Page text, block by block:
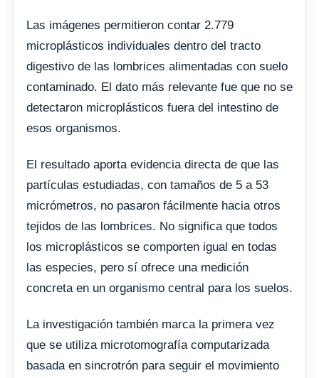
Las imágenes permitieron contar 2.779
microplásticos individuales dentro del tracto
digestivo de las lombrices alimentadas con suelo
contaminado. El dato más relevante fue que no se
detectaron microplásticos fuera del intestino de
esos organismos.
El resultado aporta evidencia directa de que las
partículas estudiadas, con tamaños de 5 a 53
micrómetros, no pasaron fácilmente hacia otros
tejidos de las lombrices. No significa que todos
los microplásticos se comporten igual en todas
las especies, pero sí ofrece una medición
concreta en un organismo central para los suelos.
La investigación también marca la primera vez
que se utiliza microtomografía computarizada
basada en sincrotrón para seguir el movimiento